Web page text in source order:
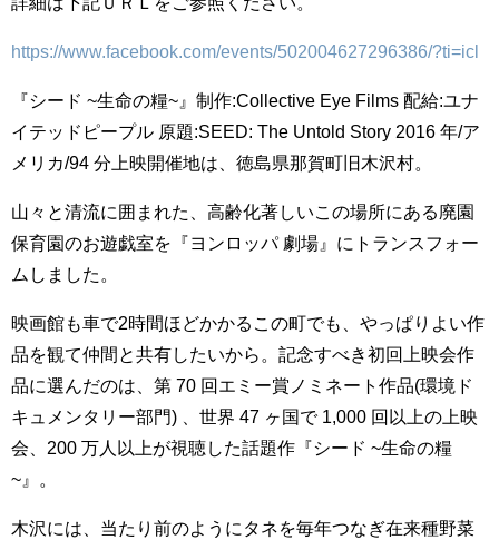
https://www.facebook.com/events/502004627296386/?ti=icl
『シード ~生命の糧~』制作:Collective Eye Films 配給:ユナ
イテッドピープル 原題:SEED: The Untold Story 2016 年/ア
メリカ/94 分上映開催地は、徳島県那賀町旧木沢村。
山々と清流に囲まれた、高齢化著しいこの場所にある廃園
保育園のお遊戯室を『ヨンロッパ 劇場』にトランスフォー
ムしました。
映画館も車で2時間ほどかかるこの町でも、やっぱりよい作
品を観て仲間と共有したいから。記念すべき初回上映会作
品に選んだのは、第 70 回エミー賞ノミネート作品(環境ド
キュメンタリー部門) 、世界 47 ヶ国で 1,000 回以上の上映
会、200 万人以上が視聴した話題作『シード ~生命の糧
~』。
木沢には、当たり前のようにタネを毎年つなぎ在来種野菜